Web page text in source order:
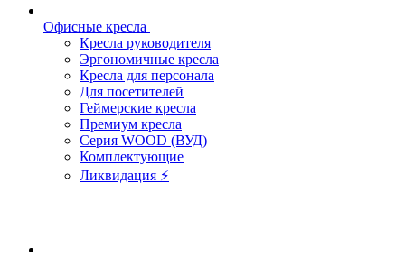
Офисные кресла
Кресла руководителя
Эргономичные кресла
Кресла для персонала
Для посетителей
Геймерские кресла
Премиум кресла
Серия WOOD (ВУД)
Комплектующие
Ликвидация ⚡